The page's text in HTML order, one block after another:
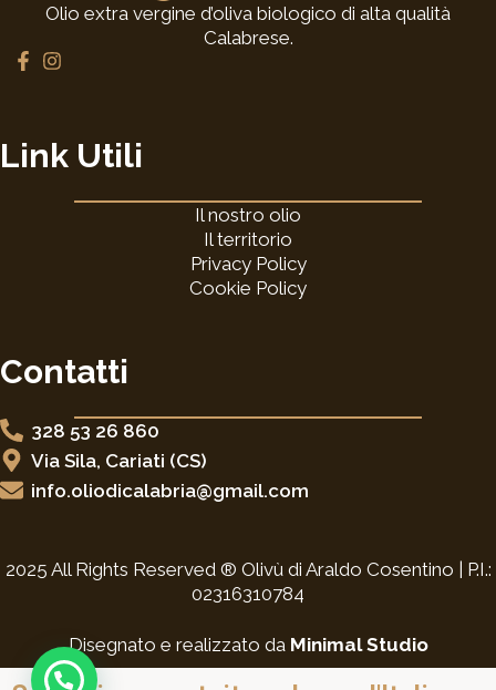
Olio extra vergine d’oliva biologico di alta qualità
Calabrese.
F
a
b
o
I
n
a
g
Link Utili
Il nostro olio
Il territorio
Privacy Policy
Cookie Policy
Contatti
328 53 26 860
Via Sila, Cariati (CS)
info.oliodicalabria@gmail.com
2025 All Rights Reserved ® Olivù di Araldo Cosentino | P.I.:
02316310784
Disegnato e realizzato da Minimal Studio